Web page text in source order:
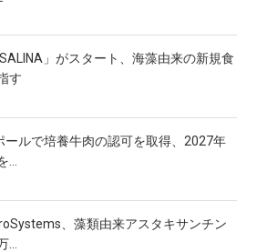
」がスタート、海藻由来の新規食
す
ールで培養牛肉の認可を取得、2027年
、藻類由来アスタキサンチン